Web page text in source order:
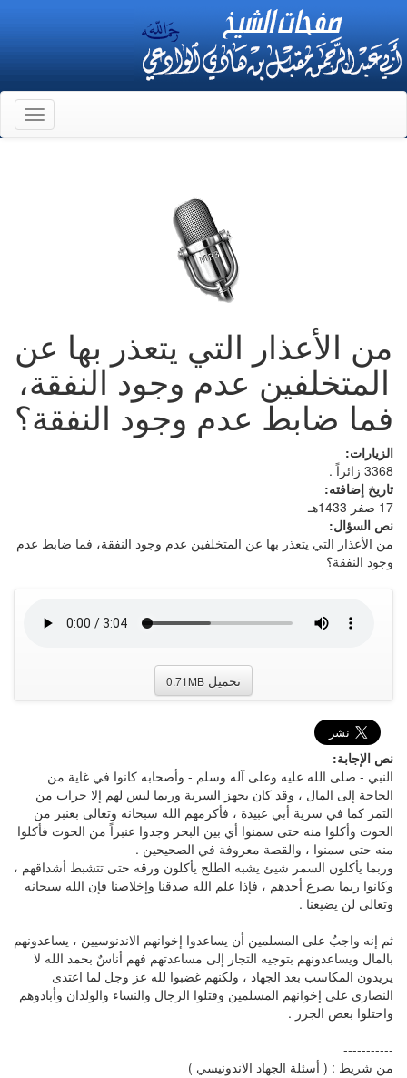
من الأعذار التي يتعذر بها عن
المتخلفين عدم وجود النفقة،
فما ضابط عدم وجود النفقة؟
الزيارات:
3368 زائراً .
تاريخ إضافته:
17 صفر 1433هـ
نص السؤال:
من الأعذار التي يتعذر بها عن المتخلفين عدم وجود النفقة، فما ضابط عدم
وجود النفقة؟
تحميل 0.71MB
نص الإجابة:
النبي - صلى الله عليه وعلى آله وسلم - وأصحابه كانوا في غاية من
الجاحة إلى المال ، وقد كان يجهز السرية وربما ليس لهم إلا جراب من
التمر كما في سرية أبي عبيدة ، فأكرمهم الله سبحانه وتعالى بعنبر من
الحوت وأكلوا منه حتى سمنوا أي بين البحر وجدوا عنبراً من الحوت فأكلوا
منه حتى سمنوا ، والقصة معروفة في الصحيحين .
وربما يأكلون السمر شيئ يشبه الطلح يأكلون ورقه حتى تتشبط أشداقهم ،
وكانوا ربما يصرع أحدهم ، فإذا علم الله صدقنا وإخلاصنا فإن الله سبحانه
وتعالى لن يضيعنا .
ثم إنه واجبٌ على المسلمين أن يساعدوا إخوانهم الاندنوسيين ، يساعدونهم
بالمال ويساعدونهم بتوجيه التجار إلى مساعدتهم فهم أناسٌ بحمد الله لا
يريدون المكاسب بعد الجهاد ، ولكنهم غضبوا لله عز وجل لما اعتدى
النصارى على إخوانهم المسلمين وقتلوا الرجال والنساء والولدان وأبادوهم
واحتلوا بعض الجزر .
-----------
من شريط : ( أسئلة الجهاد الاندونيسي )